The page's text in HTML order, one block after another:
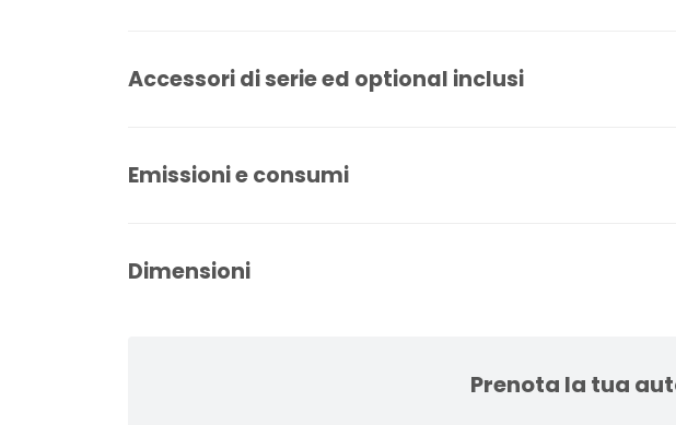
Accessori di serie ed optional inclusi
Emissioni e consumi
Dimensioni
Prenota la tua